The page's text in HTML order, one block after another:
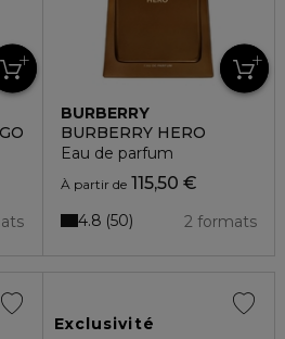
BURBERRY
BURBERRY HERO
Eau de parfum
À partir de115,50 €
2 formats
4.8 50
Exclusivité